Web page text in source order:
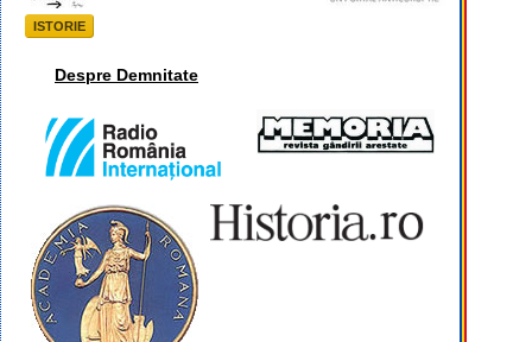
ISTORIE
Despre Demnitate